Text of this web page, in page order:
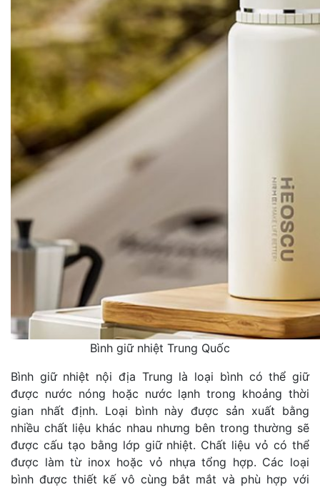
Bình giữ nhiệt Trung Quốc
Bình giữ nhiệt nội địa Trung là loại bình có thể giữ
được nước nóng hoặc nước lạnh trong khoảng thời
gian nhất định. Loại bình này được sản xuất bằng
nhiều chất liệu khác nhau nhưng bên trong thường sẽ
được cấu tạo bằng lớp giữ nhiệt. Chất liệu vỏ có thể
được làm từ inox hoặc vỏ nhựa tổng hợp. Các loại
bình được thiết kế vô cùng bắt mắt và phù hợp với